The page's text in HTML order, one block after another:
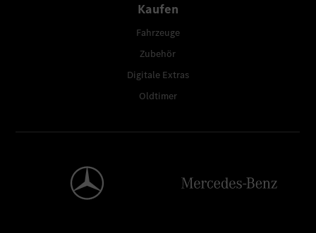
Kaufen
Fahrzeuge
Zubehör
Digitale Extras
Oldtimer